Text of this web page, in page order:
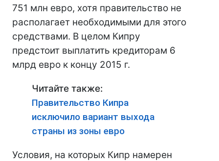
751 млн евро, хотя правительство не
располагает необходимыми для этого
средствами. В целом Кипру
предстоит выплатить кредиторам 6
млрд евро к концу 2015 г.
Читайте также:
Правительство Кипра
исключило вариант выхода
страны из зоны евро
Условия, на которых Кипр намерен